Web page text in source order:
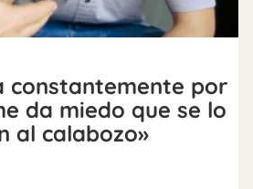
constantemente por
da miedo que se lo
al calabozo»